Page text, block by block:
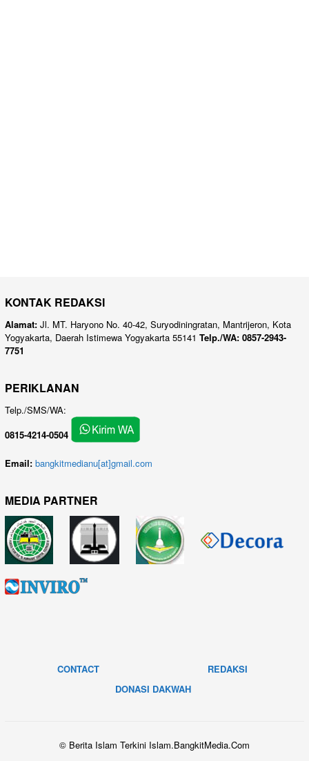
KONTAK REDAKSI
Alamat: Jl. MT. Haryono No. 40-42, Suryodiningratan, Mantrijeron, Kota
Yogyakarta, Daerah Istimewa Yogyakarta 55141 Telp./WA: 0857-2943-
7751
PERIKLANAN
Telp./SMS/WA:
0815-4214-0504
Email: bangkitmedianu[at]gmail.com
MEDIA PARTNER
CONTACT
REDAKSI
DONASI DAKWAH
© Berita Islam Terkini Islam.BangkitMedia.Com